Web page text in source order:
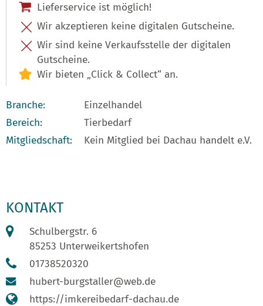
Lieferservice ist möglich!
Wir akzeptieren keine digitalen Gutscheine.
Wir sind keine Verkaufsstelle der digitalen
Gutscheine.
Wir bieten „Click & Collect“ an.
Branche:
Einzelhandel
Bereich:
Tierbedarf
Mitgliedschaft:
Kein Mitglied bei Dachau handelt e.V.
KONTAKT
Schulbergstr. 6
85253 Unterweikertshofen
01738520320
hubert-burgstaller@web.de
https://imkereibedarf-dachau.de